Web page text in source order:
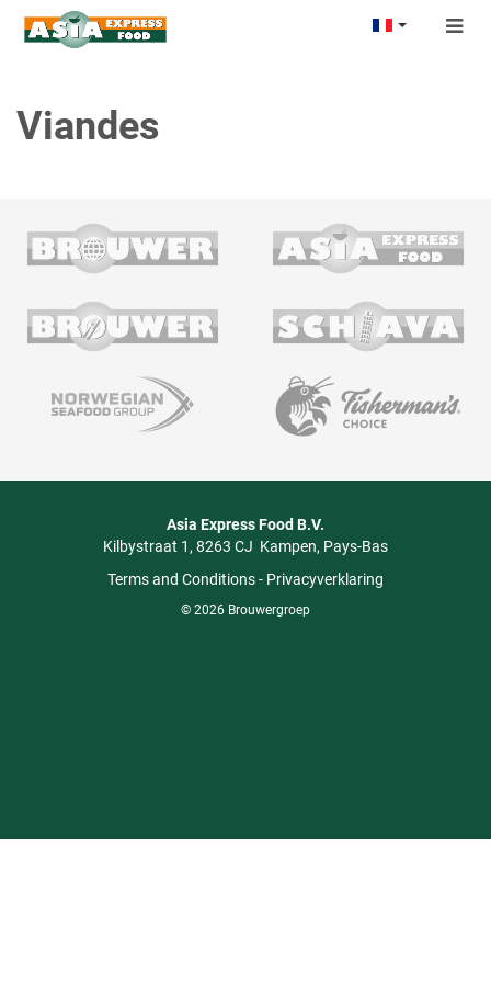
Viandes
Asia Express Food B.V.
Kilbystraat 1 8263 CJ Kampen Pays-Bas
Terms and Conditions- Privacyverklaring
© 2026 Brouwergroep